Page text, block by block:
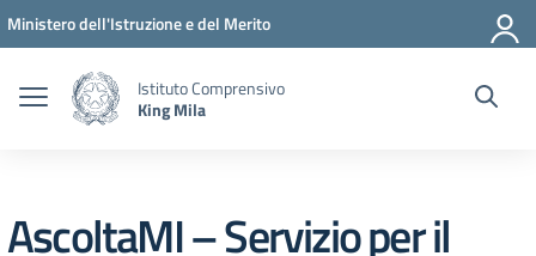
Vai ai contenuti
Vai al menu di navigazione
Vai al footer
Ministero dell'Istruzione e del Merito
Istituto Comprensivo
King Mila
AscoltaMI – Servizio per il